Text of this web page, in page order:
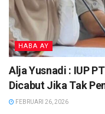
HABA AY
Alja Yusnadi : IUP
Dicabut Jika Tak
FEBRUARI 26, 2026